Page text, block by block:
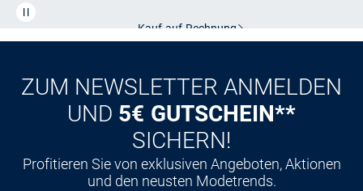
Kauf auf Rechnung
ZUM NEWSLETTER ANMELDEN
UND 5€ GUTSCHEIN**
SICHERN!
Profitieren Sie von exklusiven Angeboten, Aktionen
und den neusten Modetrends.